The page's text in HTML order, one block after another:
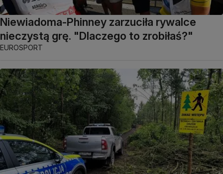
Niewiadoma-Phinney zarzuciła rywalce
nieczystą grę. "Dlaczego to zrobiłaś?"
EUROSPORT